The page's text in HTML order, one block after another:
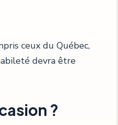
ceux du Québec,
devra être
?